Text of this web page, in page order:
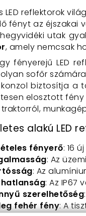
LED reflektorok
fényt az éjszakai
utak
, amely nemcsak
fényerejű LED
sofőr
biztosítja a
elosztott
alakú LED
fényerő: 16
: Az
: Az
: Az
szerelhetőség
fehér fény: A